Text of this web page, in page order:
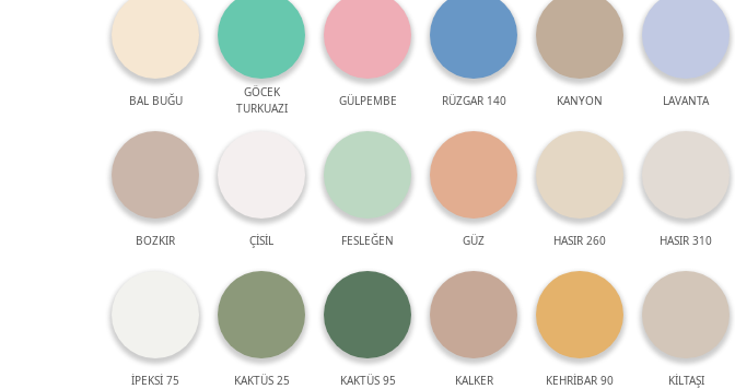
BAL BUĞU
GÖCEK
TURKUAZI
GÜLPEMBE RÜZGAR 140 KANYON LAVANTA
BOZKIR ÇİSİL FESLEĞEN GÜZ HASIR 260 HASIR 310
İPEKSİ 75 KAKTÜS 25 KAKTÜS 95 KALKER KEHRİBAR 90 KİLTAŞI